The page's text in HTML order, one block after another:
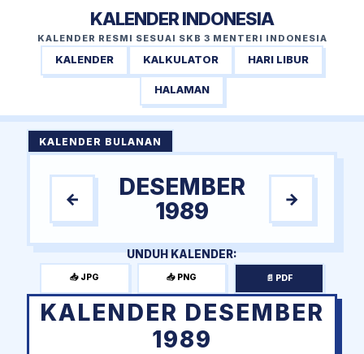
KALENDER INDONESIA
KALENDER RESMI SESUAI SKB 3 MENTERI INDONESIA
KALENDER KALKULATOR HARI LIBUR
HALAMAN
KALENDER BULANAN
←
DESEMBER
1989
→
UNDUH KALENDER:
📥 JPG 📥 PNG 📄 PDF
KALENDER DESEMBER
1989